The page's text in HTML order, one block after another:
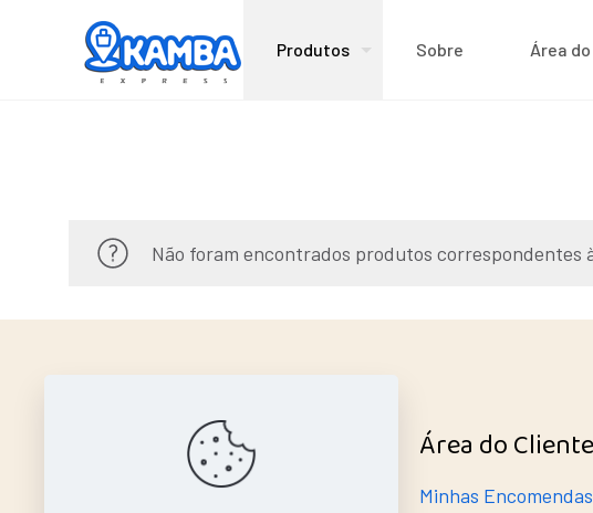
Produtos Sobre Área
Não foram encontrados produtos correspondentes
Ajuda Rápida Área do Cliente
Minhas Encomendas